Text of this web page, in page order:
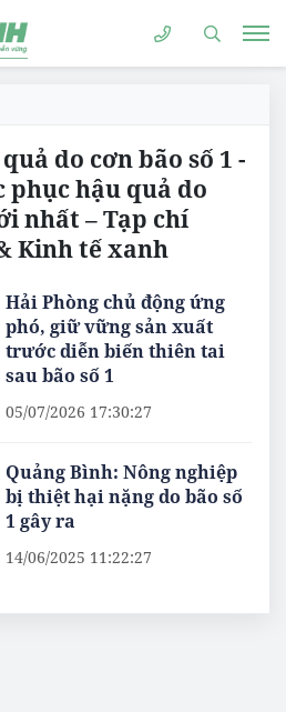
do cơn bão số 1 -
phục hậu quả do
nhất – Tạp chí
Kinh tế xanh
Hải Phòng chủ động ứng
phó, giữ vững sản xuất
trước diễn biến thiên tai
sau bão số 1
05/07/2026 17:30:27
Quảng Bình: Nông nghiệp
bị thiệt hại nặng do bão số
1 gây ra
14/06/2025 11:22:27